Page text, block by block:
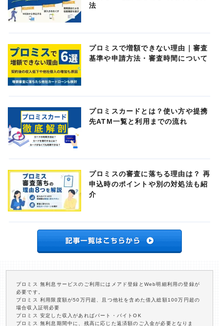
法
プロミスで増額できない理由｜審査
基準や申請方法・審査時間について
プロミスカードとは？使い方や提携
先ATM一覧と利用までの流れ
プロミスの審査に落ちる理由は？ 再
申込時のポイントや別の対処法も紹
介
プロミス 無利息サービスのご利用にはメアド登録とWeb明細利用の登録が
必要です。
プロミス 利用限度額が50万円超、且つ他社を含めた借入総額100万円超の
場合収入証明必要
プロミス 安定した収入があればパート・バイトOK
プロミス 無利息期間中に、残高に応じた返済額のご入金が必要となりま